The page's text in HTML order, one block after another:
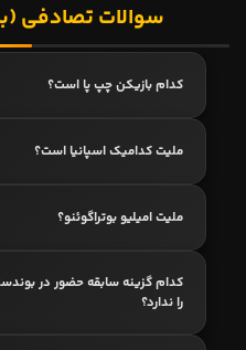
سوالات تصادفی
کدام بازیکن چپ پا است؟
ملیت کدامیک اسپانیا است؟
ملیت امیلیو بوتراگوئنو؟
کدام گزینه سابقه حضور در
را ندارد؟